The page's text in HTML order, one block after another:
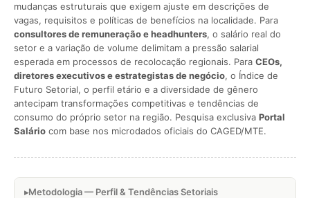
mudanças estruturais que exigem ajuste em descrições de
vagas, requisitos e políticas de benefícios na localidade. Para
consultores de remuneração e headhunters, o salário real do
setor e a variação de volume delimitam a pressão salarial
esperada em processos de recolocação regionais. Para CEOs,
diretores executivos e estrategistas de negócio, o Índice de
Futuro Setorial, o perfil etário e a diversidade de gênero
antecipam transformações competitivas e tendências de
consumo do próprio setor na região. Pesquisa exclusiva Portal
Salário com base nos microdados oficiais do CAGED/MTE.
Metodologia — Perfil & Tendências Setoriais